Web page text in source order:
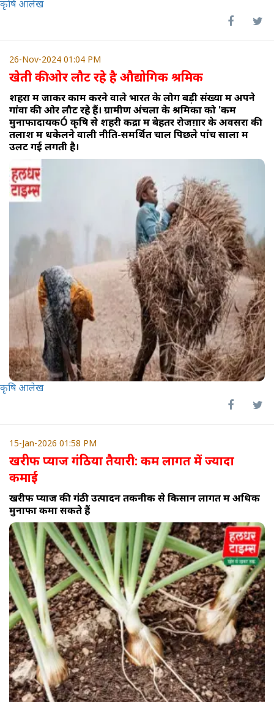
कृषि आलेख
26-Nov-2024 01:04 PM
खेती की ओर लौट रहे है औद्योगिक श्रमिक
शहरों में जाकर काम करने वाले भारत के लोग बड़ी संख्या में अपने
गांवों की ओर लौट रहे हैं। ग्रामीण अंचलों के श्रमिकों को 'कम
मुनाफादायकÓ कृषि से शहरी केंद्रों में बेहतर रोजग़ार के अवसरों की
तलाश में धकेलने वाली नीति-समर्थित चाल पिछले पांच सालों में
उलट गई लगती है।
कृषि आलेख
15-Jan-2026 01:58 PM
खरीफ प्याज गंठिया तैयारी: कम लागत में ज्यादा
कमाई
खरीफ प्याज की गंठी उत्पादन तकनीक से किसान लागत में अधिक
मुनाफा कमा सकते हैं